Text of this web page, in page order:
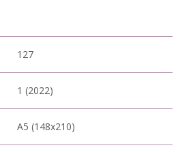
127
1 (2022)
A5 (148x210)